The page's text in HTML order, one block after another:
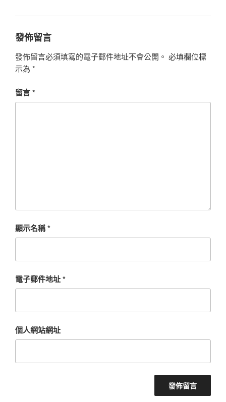
發佈留言
發佈留言必須填寫的電子郵件地址不會公開。 必填欄位標
示為 *
留言*
顯示名稱*
電子郵件地址*
個人網站網址